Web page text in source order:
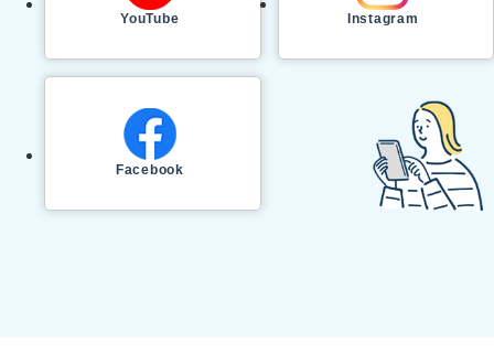
YouTube Instagram
Facebook